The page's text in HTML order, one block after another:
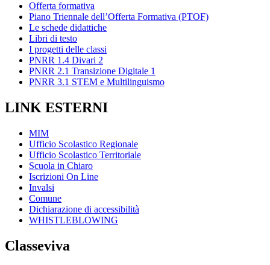
Offerta formativa
Piano Triennale dell’Offerta Formativa (PTOF)
Le schede didattiche
Libri di testo
I progetti delle classi
PNRR 1.4 Divari 2
PNRR 2.1 Transizione Digitale 1
PNRR 3.1 STEM e Multilinguismo
LINK ESTERNI
MIM
Ufficio Scolastico Regionale
Ufficio Scolastico Territoriale
Scuola in Chiaro
Iscrizioni On Line
Invalsi
Comune
Dichiarazione di accessibilità
WHISTLEBLOWING
Classeviva